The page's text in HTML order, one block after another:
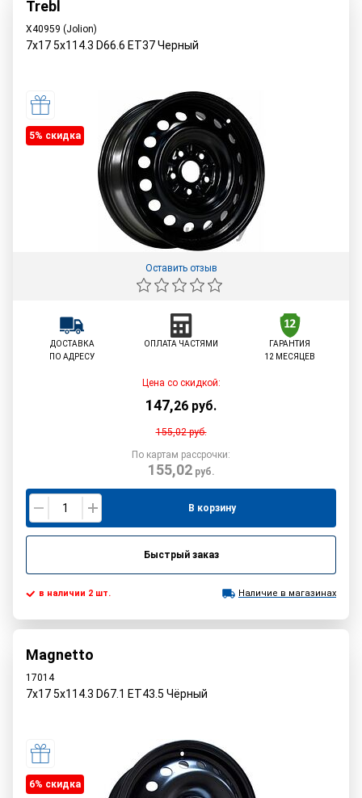
Trebl
X40959 (Jolion)
7x17 5x114.3 D66.6 ET37 Черный
5% cкидка
Оставить отзыв
ДОСТАВКА
ПО АДРЕСУ
ОПЛАТА ЧАСТЯМИ
ГАРАНТИЯ
12 МЕСЯЦЕВ
Цена со скидкой:
147,26 руб.
155,02руб.
По картам рассрочки:
155,02руб.
В корзину
Быстрый заказ
в наличии 2 шт. Наличие в магазинах
Magnetto
17014
7x17 5x114.3 D67.1 ET43.5 Чёрный
6% cкидка